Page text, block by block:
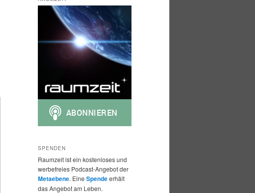
SPENDEN
Raumzeit ist ein kostenloses und
werbefreies Podcast-Angebot der
Metaebene. Eine Spendeerhält
das Angebot am Leben.